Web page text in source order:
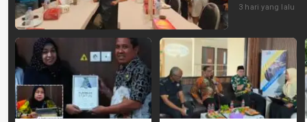
3 hari yang lalu